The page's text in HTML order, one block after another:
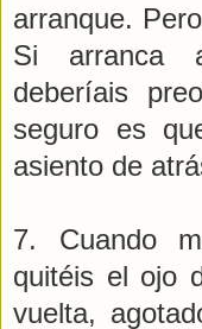
arranque.
Si arranca
deberíais
seguro es
asiento de
7. Cuando
quitéis el ojo
vuelta,